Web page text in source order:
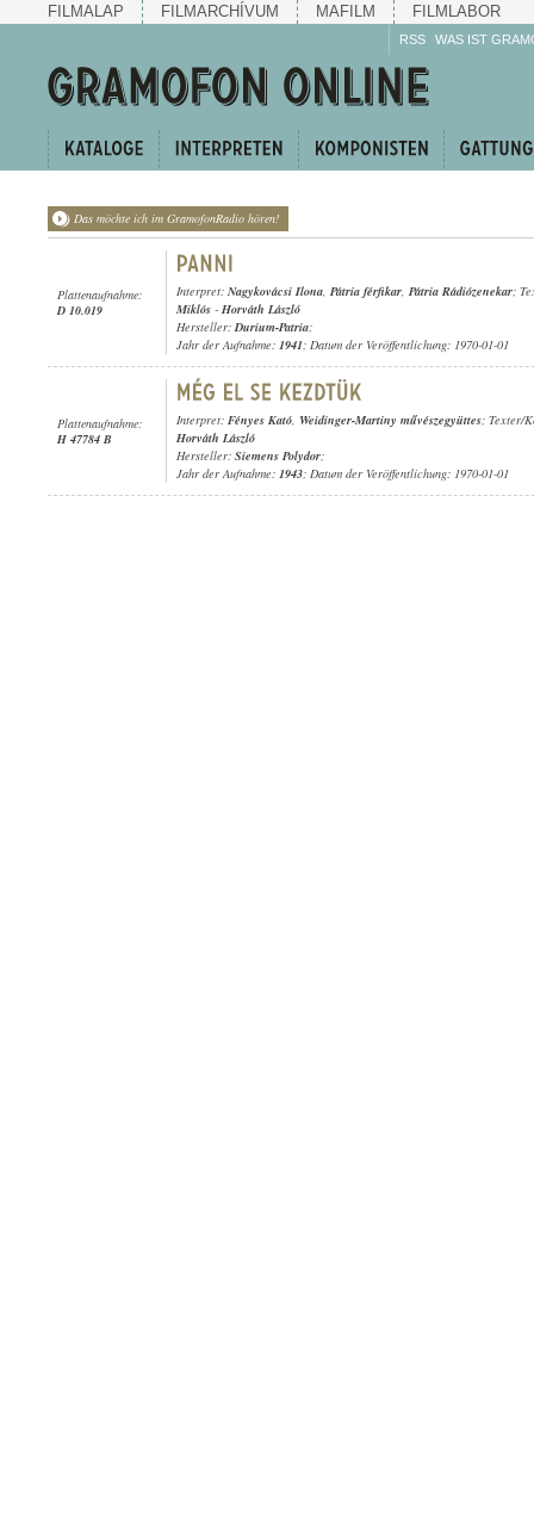
FILMALAP FILMARCHÍVUM MAFILM FILMLABOR
RSS WAS IST
Das möchte ich im GramofonRadio hören!
Plattenaufnahme:
D 10.019
Interpret: Nagykovácsi Ilona, Pátria férfikar, Pátria Rádiózenekar;
Miklós - Horváth László
Hersteller:Durium-Patria;
Jahr der Aufnahme: 1941; Datum der Veröffentlichung: 1970-01-01
Plattenaufnahme:
H 47784 B
Interpret: Fényes Kató, Weidinger-Martiny művészegyüttes; Texter/
Horváth László
Hersteller: Siemens Polydor;
Jahr der Aufnahme: 1943; Datum der Veröffentlichung: 1970-01-01